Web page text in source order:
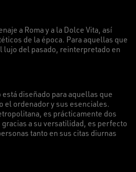
a Roma y a la Dolce Vita, así
de la época. Para aquellas que
lujo del pasado, reinterpretado en
diseñado para aquellas que
el ordenador y sus esenciales.
es prácticamente dos
a su versatilidad, es perfecto
tanto en sus citas diurnas